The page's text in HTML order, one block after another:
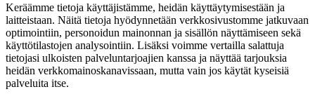
Keräämme tietoja käyttäjistämme, heidän käyttäytymisestään ja
laitteistaan. Näitä tietoja hyödynnetään verkkosivustomme jatkuvaan
optimointiin, personoidun mainonnan ja sisällön näyttämiseen sekä
käyttötilastojen analysointiin. Lisäksi voimme vertailla salattuja
tietojasi ulkoisten palveluntarjoajien kanssa ja näyttää tarjouksia
heidän verkkomainoskanavissaan, mutta vain jos käytät kyseisiä
palveluita itse.